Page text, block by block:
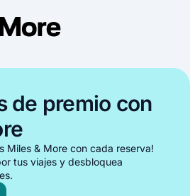
de premio con
Miles & More con cada reserva!
tus viajes y desbloquea